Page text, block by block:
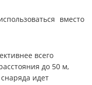
вместо
всего
до 50 м,
идет